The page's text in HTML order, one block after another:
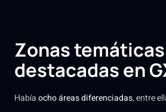
Zonas temáticas
destacadas en
Habíaocho áreas diferenciadas, entre